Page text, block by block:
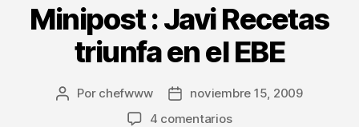
Minipost : Javi Recetas
triunfa en el EBE
Autor
Por chefwww
Fechanoviembre 15, 2009
4 comentariosen